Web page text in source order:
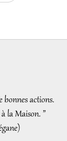
Way
World
Imposing
bonnes actions.
la Maison. ”